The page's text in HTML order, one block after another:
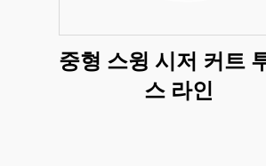
중형 스윙 시저 커트
스 라인